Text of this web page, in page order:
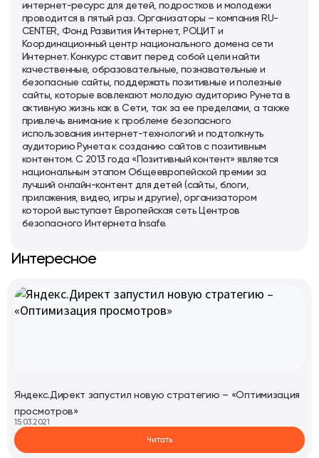
интернет-ресурс для детей, подростков и молодежи
проводится в пятый раз. Организаторы – компания RU-
CENTER, Фонд Развития Интернет, РОЦИТ и
Координационный центр национального домена сети
Интернет. Конкурс ставит перед собой цели найти
качественные, образовательные, познавательные и
безопасные сайты, поддержать позитивные и полезные
сайты, которые вовлекают молодую аудиторию Рунета в
активную жизнь как в Сети, так за ее пределами, а также
привлечь внимание к проблеме безопасного
использования интернет-технологий и подтолкнуть
аудиторию Рунета к созданию сайтов с позитивным
контентом. С 2013 года «Позитивный контент» является
национальным этапом Общеевропейской премии за
лучший онлайн-контент для детей (сайты, блоги,
приложения, видео, игры и другие), организатором
которой выступает Европейская сеть Центров
безопасного Интернета Insafe.
Интересное
Яндекс.Директ запустил новую стратегию – «Оптимизация
просмотров»
15.03.2021
Читать